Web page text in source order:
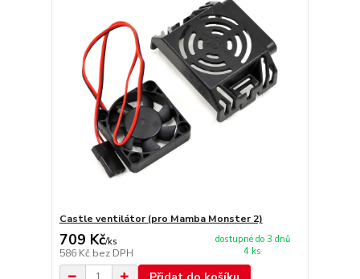
Castle ventilátor (pro Mamba Monster 2)
709 Kč/ks
586 Kč bez DPH
dostupné do 3 dnů
4 ks